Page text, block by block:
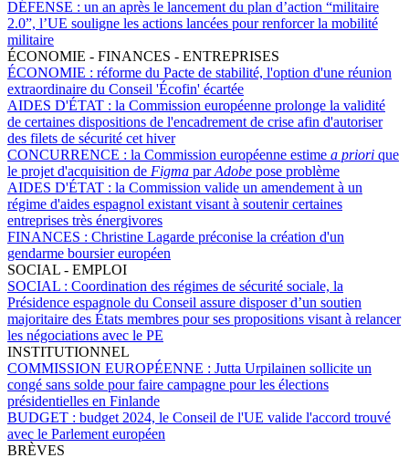
DÉFENSE : un an après le lancement du plan d’action “militaire
2.0”, l’UE souligne les actions lancées pour renforcer la mobilité
militaire
ÉCONOMIE - FINANCES - ENTREPRISES
ÉCONOMIE : réforme du Pacte de stabilité, l'option d'une réunion
extraordinaire du Conseil 'Écofin' écartée
AIDES D'ÉTAT : la Commission européenne prolonge la validité
de certaines dispositions de l'encadrement de crise afin d'autoriser
des filets de sécurité cet hiver
CONCURRENCE : la Commission européenne estime a priori que
le projet d'acquisition de Figma parAdobe pose problème
AIDES D'ÉTAT : la Commission valide un amendement à un
régime d'aides espagnol existant visant à soutenir certaines
entreprises très énergivores
FINANCES : Christine Lagarde préconise la création d'un
gendarme boursier européen
SOCIAL - EMPLOI
SOCIAL : Coordination des régimes de sécurité sociale, la
Présidence espagnole du Conseil assure disposer d’un soutien
majoritaire des États membres pour ses propositions visant à relancer
les négociations avec le PE
INSTITUTIONNEL
COMMISSION EUROPÉENNE : Jutta Urpilainen sollicite un
congé sans solde pour faire campagne pour les élections
présidentielles en Finlande
BUDGET : budget 2024, le Conseil de l'UE valide l'accord trouvé
avec le Parlement européen
BRÈVES